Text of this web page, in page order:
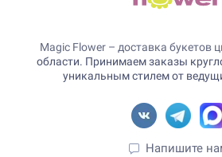
Magic Flower – доставка букетов
области. Принимаем заказы
уникальным стилем от
Напишите